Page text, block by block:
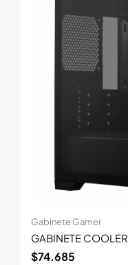
Gabinete Gamer
GABINETE
$74.685